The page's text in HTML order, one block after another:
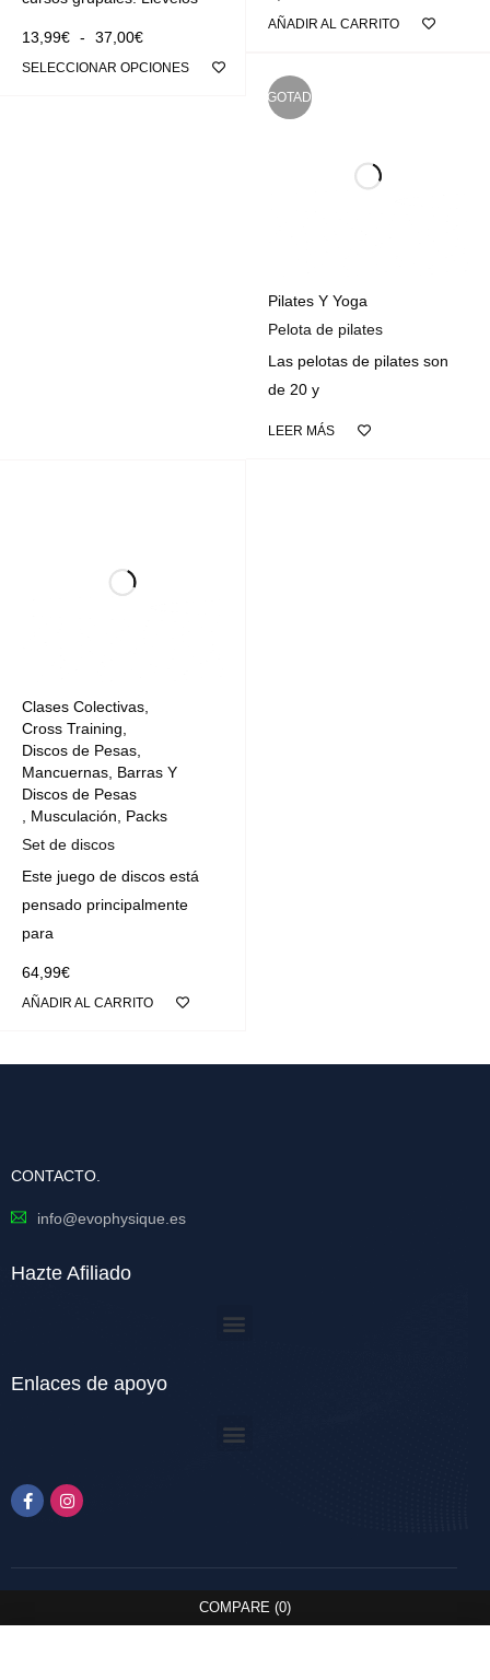
13,99€ - 37,00€
SELECCIONAR OPCIONES
AÑADIR AL CARRITO
AGOTADO
Pilates Y Yoga
Pelota de pilates
Las pelotas de pilates son
de 20 y
LEER MÁS
Clases Colectivas,
Cross Training,
Discos de Pesas,
Mancuernas, Barras Y
Discos de Pesas
, Musculación, Packs
Set de discos
Este juego de discos está
pensado principalmente
para
64,99€
AÑADIR AL CARRITO
CONTACTO.
info@evophysique.es
Hazte Afiliado
Enlaces de apoyo
COMPARE (0)